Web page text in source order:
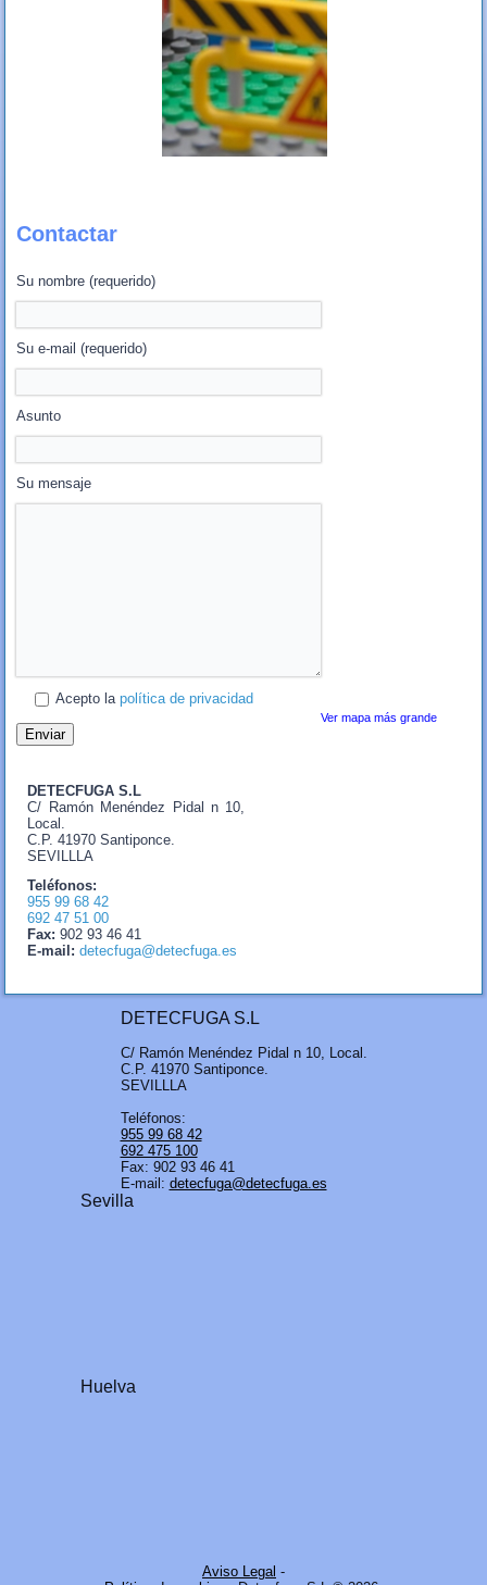
Contactar
Su nombre (requerido)
Su e-mail (requerido)
Asunto
Su mensaje
Acepto lapolítica de privacidad
DETECFUGA S.L
C/ Ramón Menéndez Pidal n 10,
Local.
C.P. 41970 Santiponce.
SEVILLLA
Teléfonos:
955 99 68 42
692 47 51 00
Fax: 902 93 46 41
E-mail: detecfuga@detecfuga.es
Ver mapa más grande
DETECFUGA S.L
C/ Ramón Menéndez Pidal n 10, Local.
C.P. 41970 Santiponce.
SEVILLLA
Teléfonos:
955 99 68 42
692 475 100
Fax: 902 93 46 41
E-mail: detecfuga@detecfuga.es
Sevilla
Huelva
Aviso Legal -